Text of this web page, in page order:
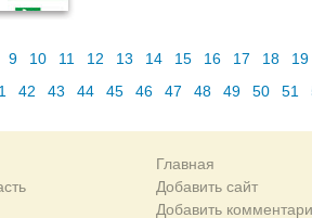
9 10 11 12 13 14 15 16 17 18 19
42 43 44 45 46 47 48 49 50 51
Главная
Добавить сайт
Добавить